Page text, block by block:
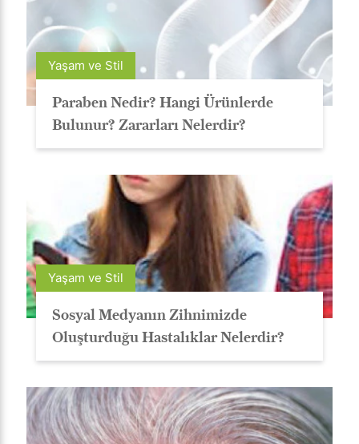
Yaşam ve Stil
Paraben Nedir? Hangi Ürünlerde
Bulunur? Zararları Nelerdir?
Yaşam ve Stil
Sosyal Medyanın Zihnimizde
Oluşturduğu Hastalıklar Nelerdir?